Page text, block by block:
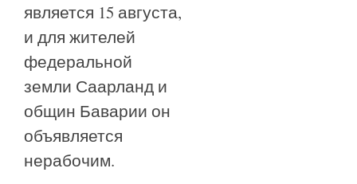
является 15 августа,
и для жителей
федеральной
земли Саарланд и
общин Баварии он
объявляется
нерабочим.